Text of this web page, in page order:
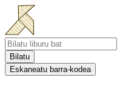
Bilatu
Eskaneatu barra-kodea